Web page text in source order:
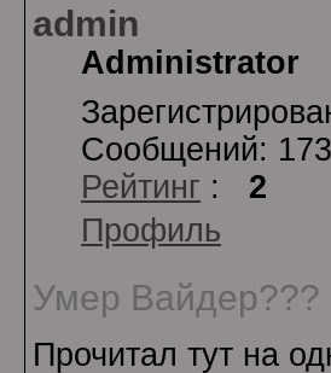
admin
Administrator
Сообщений: 173
Рейтинг : 2
Профиль
Умер Вайдер???
Прочитал тут на